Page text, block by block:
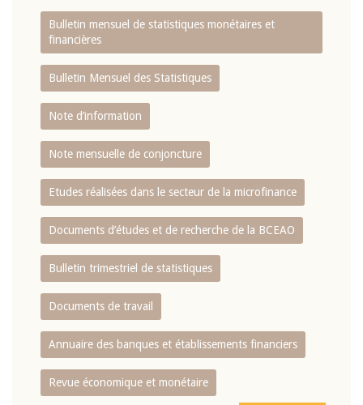
Bulletin mensuel de statistiques monétaires et
financières
Bulletin Mensuel des Statistiques
Note d’information
Note mensuelle de conjoncture
Etudes réalisées dans le secteur de la microfinance
Documents d’études et de recherche de la BCEAO
Bulletin trimestriel de statistiques
Documents de travail
Annuaire des banques et établissements financiers
Revue économique et monétaire